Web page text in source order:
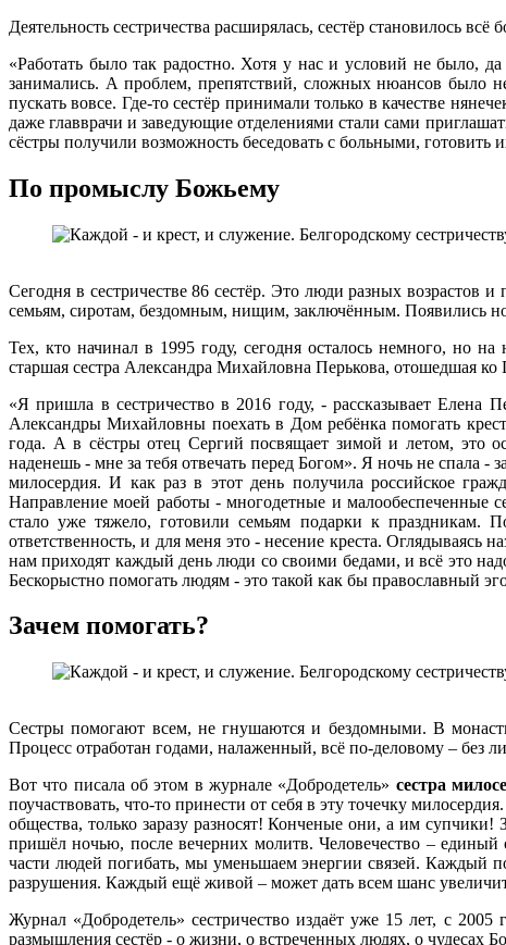
Деятельность сестричества расширялась, сестёр становилось всё
«Работать было так радостно. Хотя у нас и условий не было,
занимались. А проблем, препятствий, сложных нюансов было
пускать вовсе. Где-то сестёр принимали только в качестве
даже главврачи и заведующие отделениями стали сами
сёстры получили возможность беседовать с больными, готовить
По промыслу Божьему
Сегодня в сестричестве 86 сестёр. Это люди разных
семьям, сиротам, бездомным, нищим, заключённым. Появились
Тех, кто начинал в 1995 году, сегодня осталось немного, но
старшая сестра Александра Михайловна Перькова, отошедшая
«Я пришла в сестричество в 2016 году, - рассказывает Елена
Александры Михайловны поехать в Дом ребёнка помогать
года. А в сёстры отец Сергий посвящает зимой и летом, это
наденешь - мне за тебя отвечать перед Богом». Я ночь не спала -
милосердия. И как раз в этот день получила российское
Направление моей работы - многодетные и малообеспеченные
стало уже тяжело, готовили семьям подарки к праздникам.
ответственность, и для меня это - несение креста.
нам приходят каждый день люди со своими бедами, и всё это
Бескорыстно помогать людям - это такой как бы православный
Зачем помогать?
Сестры помогают всем, не гнушаются и бездомными. В
Процесс отработан годами, налаженный, всё по-деловому – без
Вот что писала об этом в журнале «Добродетель» сестра
поучаствовать, что-то принести от себя в эту точечку
общества, только заразу разносят! Конченые они, а им
пришёл ночью, после вечерних молитв. Человечество – единый
части людей погибать, мы уменьшаем энергии связей. Каждый
разрушения. Каждый ещё живой – может дать всем шанс
Журнал «Добродетель» сестричество издаёт уже 15 лет, с
размышления сестёр - о жизни, о встреченных людях, о